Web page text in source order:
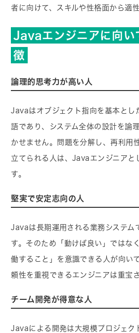
者に向けて、スキルや性格面から適
Javaエンジニアに向い
徴
論理的思考力が高い人
Javaはオブジェクト指向を基本とし
語であり、システム全体の設計を論
かせません。問題を分解し、再利用
立てられる人は、Javaエンジニアと
す。
堅実で安定志向の人
Javaは長期運用される業務システム
す。そのため「動けば良い」ではな
働すること」を意識できる人が向い
頼性を重視できるエンジニアは重宝さ
チーム開発が得意な人
Javaによる開発は大規模プロジェク